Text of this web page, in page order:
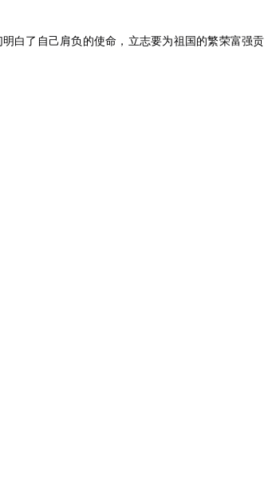
白了自己肩负的使命，立志要为祖国的繁荣富强贡